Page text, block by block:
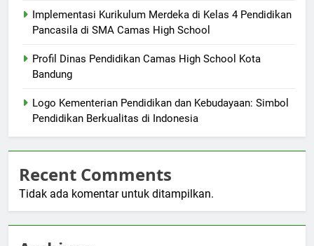
Implementasi Kurikulum Merdeka di Kelas 4 Pendidikan
Pancasila di SMA Camas High School
Profil Dinas Pendidikan Camas High School Kota
Bandung
Logo Kementerian Pendidikan dan Kebudayaan: Simbol
Pendidikan Berkualitas di Indonesia
Recent Comments
Tidak ada komentar untuk ditampilkan.